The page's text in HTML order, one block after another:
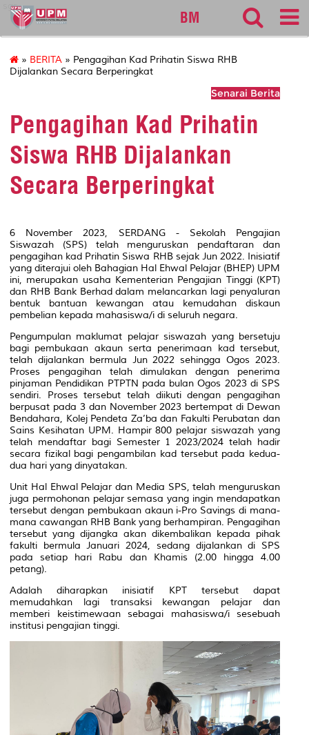
sgs
BM
» BERITA » Pengagihan Kad Prihatin Siswa RHB
Dijalankan Secara Berperingkat
Senarai Berita
Pengagihan Kad Prihatin
Siswa RHB Dijalankan
Secara Berperingkat
6 November 2023, SERDANG - Sekolah Pengajian
Siswazah (SPS) telah menguruskan pendaftaran dan
pengagihan kad Prihatin Siswa RHB sejak Jun 2022. Inisiatif
yang diterajui oleh Bahagian Hal Ehwal Pelajar (BHEP) UPM
ini, merupakan usaha Kementerian Pengajian Tinggi (KPT)
dan RHB Bank Berhad dalam melancarkan lagi penyaluran
bentuk bantuan kewangan atau kemudahan diskaun
pembelian kepada mahasiswa/i di seluruh negara.
Pengumpulan maklumat pelajar siswazah yang bersetuju
bagi pembukaan akaun serta penerimaan kad tersebut,
telah dijalankan bermula Jun 2022 sehingga Ogos 2023.
Proses pengagihan telah dimulakan dengan penerima
pinjaman Pendidikan PTPTN pada bulan Ogos 2023 di SPS
sendiri. Proses tersebut telah diikuti dengan pengagihan
berpusat pada 3 dan November 2023 bertempat di Dewan
Bendahara, Kolej Pendeta Za’ba dan Fakulti Perubatan dan
Sains Kesihatan UPM. Hampir 800 pelajar siswazah yang
telah mendaftar bagi Semester 1 2023/2024 telah hadir
secara fizikal bagi pengambilan kad tersebut pada kedua-
dua hari yang dinyatakan.
Unit Hal Ehwal Pelajar dan Media SPS, telah menguruskan
juga permohonan pelajar semasa yang ingin mendapatkan
tersebut dengan pembukaan akaun i-Pro Savingsdi mana-
mana cawangan RHB Bank yang berhampiran. Pengagihan
tersebut yang dijangka akan dikembalikan kepada pihak
fakulti bermula Januari 2024, sedang dijalankan di SPS
pada setiap hari Rabu dan Khamis (2.00 hingga 4.00
petang).
Adalah diharapkan inisiatif KPT tersebut dapat
memudahkan lagi transaksi kewangan pelajar dan
memberi keistimewaan sebagai mahasiswa/i sesebuah
institusi pengajian tinggi.